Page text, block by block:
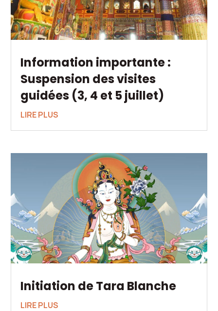
Information importante :
Suspension des visites
guidées (3, 4 et 5 juillet)
LIRE PLUS
Initiation de Tara Blanche
LIRE PLUS